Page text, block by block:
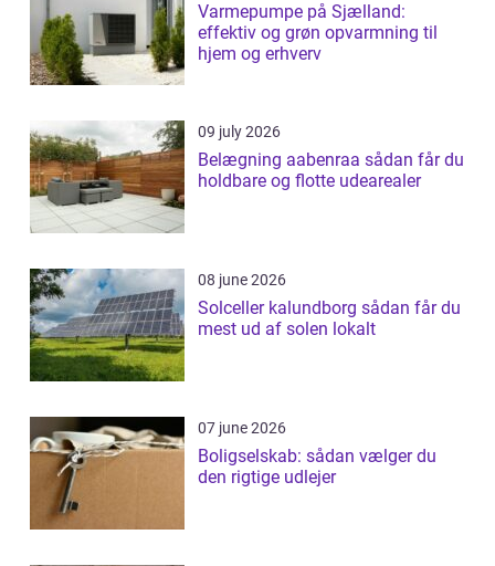
Varmepumpe på Sjælland:
effektiv og grøn opvarmning til
hjem og erhverv
09 july 2026
Belægning aabenraa sådan får du
holdbare og flotte udearealer
08 june 2026
Solceller kalundborg sådan får du
mest ud af solen lokalt
07 june 2026
Boligselskab: sådan vælger du
den rigtige udlejer